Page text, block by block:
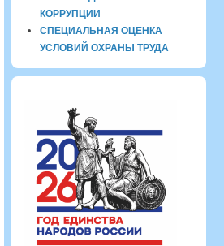
КОРРУПЦИИ
СПЕЦИАЛЬНАЯ ОЦЕНКА
УСЛОВИЙ ОХРАНЫ ТРУДА